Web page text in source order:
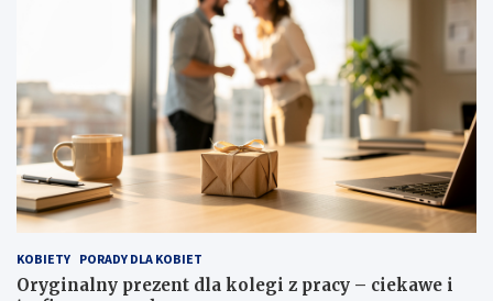
KOBIETY PORADY DLA KOBIET
Oryginalny prezent dla kolegi z pracy – ciekawe i